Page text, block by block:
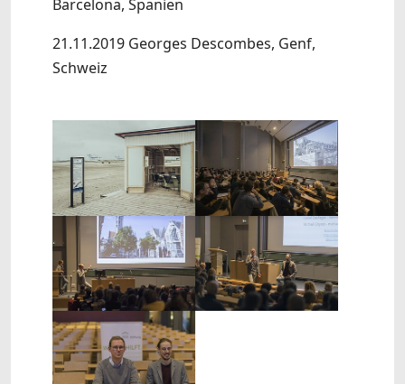
Barcelona, Spanien
21.11.2019 Georges Descombes, Genf,
Schweiz
Show larger version Show larger version
Show larger version Show larger version
Show larger version